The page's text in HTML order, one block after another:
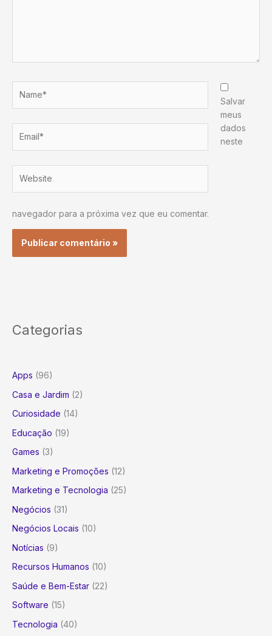
Salvar
meus
dados
neste
navegador para a próxima vez que eu comentar.
Categorias
Apps (96)
Casa e Jardim (2)
Curiosidade (14)
Educação (19)
Games (3)
Marketing e Promoções (12)
Marketing e Tecnologia (25)
Negócios (31)
Negócios Locais (10)
Notícias (9)
Recursos Humanos (10)
Saúde e Bem-Estar (22)
Software (15)
Tecnologia (40)